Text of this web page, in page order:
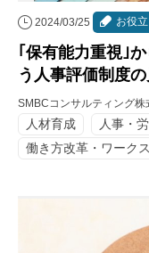
2024/03/25 お役
｢保有能力重視｣
う人事評価制度
SMBCコンサルティング
人材育成 人事・
働き方改革・ワーク